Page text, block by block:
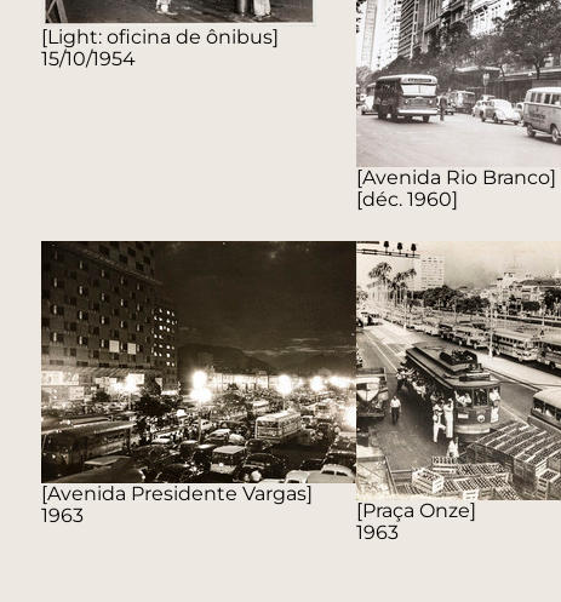
[Light: oficina de ônibus]
15/10/1954
[Avenida Rio Branco]
[déc. 1960]
[Avenida Presidente Vargas]
1963
[Praça Onze]
1963